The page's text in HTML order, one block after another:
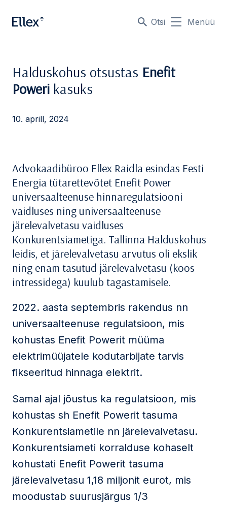
Otsi Menüü
Halduskohus otsustas Enefit
Poweri kasuks
10. aprill, 2024
Advokaadibüroo Ellex Raidla esindas Eesti
Energia tütarettevõtet Enefit Power
universaalteenuse hinnaregulatsiooni
vaidluses ning universaalteenuse
järelevalvetasu vaidluses
Konkurentsiametiga. Tallinna Halduskohus
leidis, et järelevalvetasu arvutus oli ekslik
ning enam tasutud järelevalvetasu (koos
intressidega) kuulub tagastamisele.
2022. aasta septembris rakendus nn
universaalteenuse regulatsioon, mis
kohustas Enefit Powerit müüma
elektrimüüjatele kodutarbijate tarvis
fikseeritud hinnaga elektrit.
Samal ajal jõustus ka regulatsioon, mis
kohustas sh Enefit Powerit tasuma
Konkurentsiametile nn järelevalvetasu.
Konkurentsiameti korralduse kohaselt
kohustati Enefit Powerit tasuma
järelevalvetasu 1,18 miljonit eurot, mis
moodustab suurusjärgus 1/3